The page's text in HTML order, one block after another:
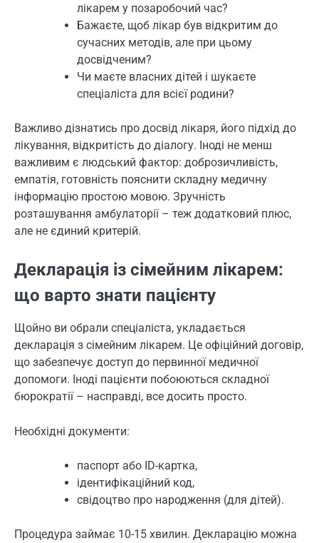
лікарем у позаробочий час?
Бажаєте, щоб лікар був відкритим до
сучасних методів, але при цьому
досвідченим?
Чи маєте власних дітей і шукаєте
спеціаліста для всієї родини?
Важливо дізнатись про досвід лікаря, його підхід до
лікування, відкритість до діалогу. Іноді не менш
важливим є людський фактор: доброзичливість,
емпатія, готовність пояснити складну медичну
інформацію простою мовою. Зручність
розташування амбулаторії – теж додатковий плюс,
але не єдиний критерій.
Декларація із сімейним лікарем:
що варто знати пацієнту
Щойно ви обрали спеціаліста, укладається
декларація з сімейним лікарем. Це офіційний договір,
що забезпечує доступ до первинної медичної
допомоги. Іноді пацієнти побоюються складної
бюрократії – насправді, все досить просто.
Необхідні документи:
паспорт або ID-картка,
ідентифікаційний код,
свідоцтво про народження (для дітей).
Процедура займає 10-15 хвилин. Декларацію можна